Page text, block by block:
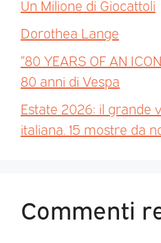
Un Milione di Giocattoli
Dorothea Lange
“80 YEARS OF AN
80 anni di Vespa
Estate 2026: il grande
italiana. 15 mostre da
Commenti